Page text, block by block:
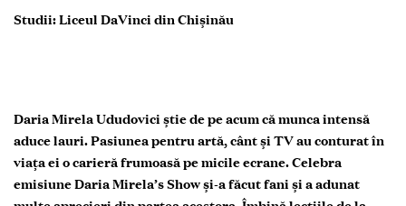
Studii: Liceul DaVinci din Chișinău